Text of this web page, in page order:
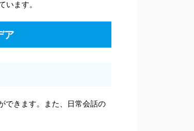
ます。
ア
できます。また、日常会話の